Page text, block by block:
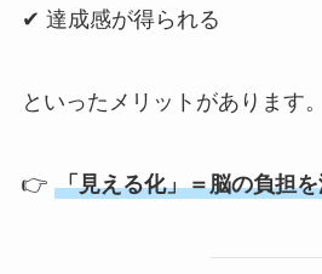
✔ 達成感が得られる
といったメリットがあります。
👉 「見える化」＝脳の負担